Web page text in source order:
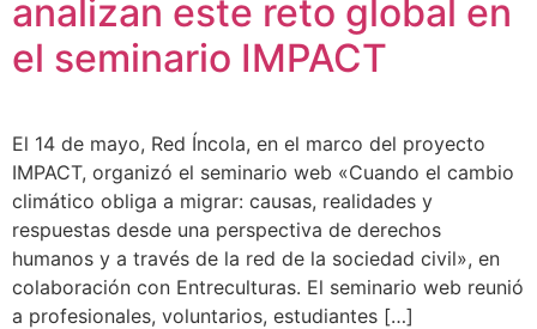
analizan este reto global en
el seminario IMPACT
El 14 de mayo, Red Íncola, en el marco del proyecto
IMPACT, organizó el seminario web «Cuando el cambio
climático obliga a migrar: causas, realidades y
respuestas desde una perspectiva de derechos
humanos y a través de la red de la sociedad civil», en
colaboración con Entreculturas. El seminario web reunió
a profesionales, voluntarios, estudiantes […]